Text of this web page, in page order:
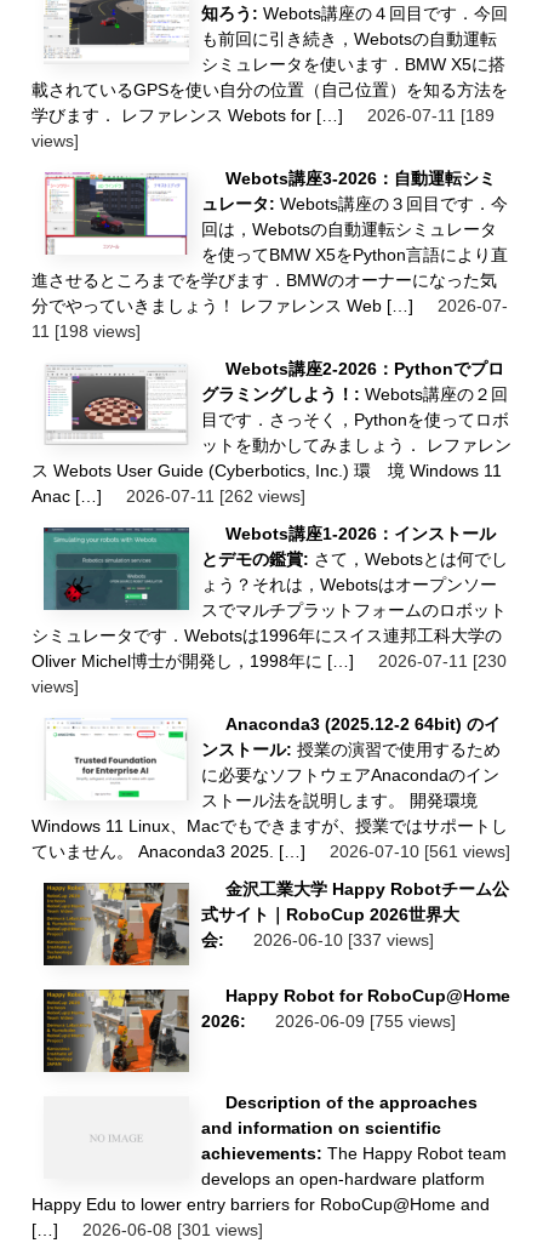
知ろう: Webots講座の４回目です．今回
も前回に引き続き，Webotsの自動運転
シミュレータを使います．BMW X5に搭
載されているGPSを使い自分の位置（自己位置）を知る方法を
学びます． レファレンス Webots for […]
2026-07-11 [189
views]
Webots講座3-2026：自動運転シミ
ュレータ: Webots講座の３回目です．今
回は，Webotsの自動運転シミュレータ
を使ってBMW X5をPython言語により直
進させるところまでを学びます．BMWのオーナーになった気
分でやっていきましょう！ レファレンス Web […]
2026-07-
11 [198 views]
Webots講座2-2026：Pythonでプロ
グラミングしよう！: Webots講座の２回
目です．さっそく，Pythonを使ってロボ
ットを動かしてみましょう． レファレン
ス Webots User Guide (Cyberbotics, Inc.) 環 境 Windows 11
Anac […]
2026-07-11 [262 views]
Webots講座1-2026：インストール
とデモの鑑賞: さて，Webotsとは何でし
ょう？それは，Webotsはオープンソー
スでマルチプラットフォームのロボット
シミュレータです．Webotsは1996年にスイス連邦工科大学の
Oliver Michel博士が開発し，1998年に […]
2026-07-11 [230
views]
Anaconda3 (2025.12-2 64bit) のイ
ンストール: 授業の演習で使用するため
に必要なソフトウェアAnacondaのイン
ストール法を説明します。 開発環境
Windows 11 Linux、Macでもできますが、授業ではサポートし
ていません。 Anaconda3 2025. […]
2026-07-10 [561 views]
金沢工業大学 Happy Robotチーム公
式サイト｜RoboCup 2026世界大
会:
2026-06-10 [337 views]
Happy Robot for RoboCup@Home
2026:
2026-06-09 [755 views]
Description of the approaches
and information on scientific
achievements: The Happy Robot team
develops an open-hardware platform
Happy Edu to lower entry barriers for RoboCup@Home and
[…]
2026-06-08 [301 views]